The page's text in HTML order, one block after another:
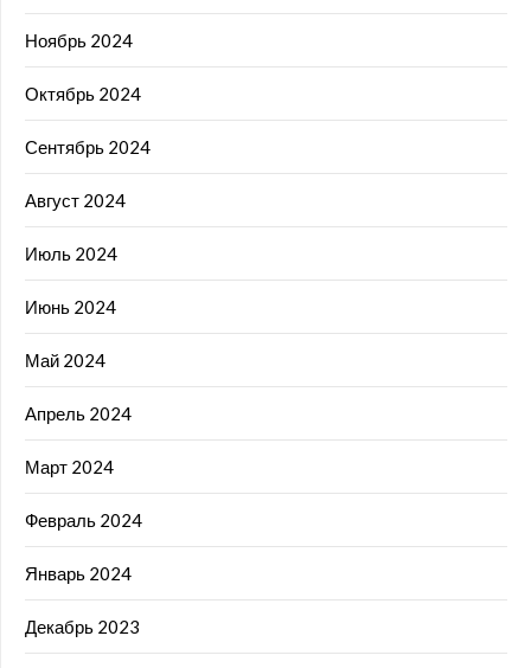
Ноябрь 2024
Октябрь 2024
Сентябрь 2024
Август 2024
Июль 2024
Июнь 2024
Май 2024
Апрель 2024
Март 2024
Февраль 2024
Январь 2024
Декабрь 2023